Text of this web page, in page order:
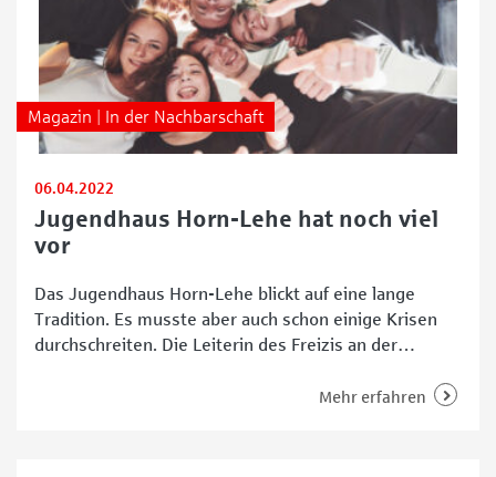
Magazin | In der Nachbarschaft
06.04.2022
Jugendhaus Horn-Lehe hat noch viel
vor
Das Jugendhaus Horn-Lehe blickt auf eine lange
Tradition. Es musste aber auch schon einige Krisen
durchschreiten. Die Leiterin des Freizis an der
über die frühere und die aktuelle Jugendarbeit der
Mehr erfahren